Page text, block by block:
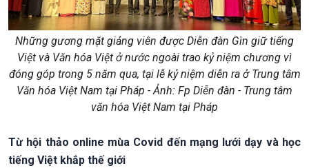
Những gương mặt giảng viên được Diễn đàn Gìn giữ tiếng
Việt và Văn hóa Việt ở nước ngoài trao kỷ niệm chương vì
đóng góp trong 5 năm qua, tại lễ kỷ niệm diễn ra ở Trung tâm
Văn hóa Việt Nam tại Pháp - Ảnh: Fp Diễn đàn - Trung tâm
văn hóa Việt Nam tại Pháp
Từ hội thảo online mùa Covid đến mạng lưới dạy và học
tiếng Việt khắp thế giới